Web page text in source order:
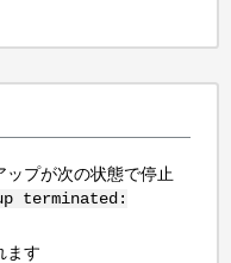
プが次の状態で停止
terminated:
ます